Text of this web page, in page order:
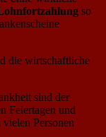
so
die wirtschaftliche
sind der
Feiertagen und
Personen